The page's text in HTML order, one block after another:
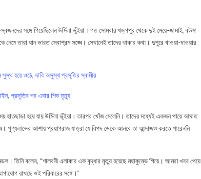
সঙ্গে গিয়েছিলেন উর্মিলা ভুঁইয়া। গত সোমবার খড়গপুর থেকে দুই মেয়ে-জামাই, বউমা
নেমে তারা যান ভারত সেবাশ্রম সঙ্ঘে। সেখানেই তাদের থাকার কথা। দুপুরে খাওয়া-দাওয়ার
হয়ে ওঠে, দাবি অসুস্থ প্রসূতির স্বামীর
প্রসূতির পর এবার শিশু মৃত্যু
হাতছাড়া হয়ে যায় উর্মিলা ভূঁইয়া। তারপর খোঁজ মেলেনি। তাদের মধ্যেই একজন পায়ে আঘাত
পুণ্যলাভের আশায় প্রয়াগরাজ যাত্রা যে বিপদ ডেকে আনবে তা আন্দাজও করতে পারেননি
তিনি বলেন, “শালবনী এলাকার এক বৃদ্ধার মৃত্যু হয়েছে মহাকুম্ভে গিয়ে। আমরা খবর পেয়ে
রাখছে ওই পরিবারের সঙ্গে।”